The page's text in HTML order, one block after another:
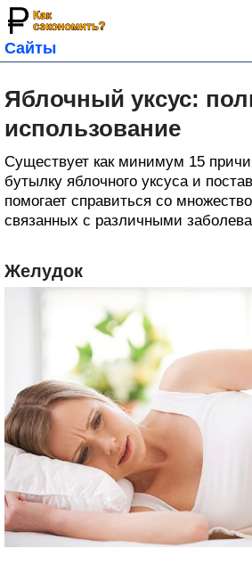
Сайты
Яблочный уксус:
использование
Существует как минимум 15
бутылку яблочного уксуса и
помогает справиться со
связанных с различными
Желудок